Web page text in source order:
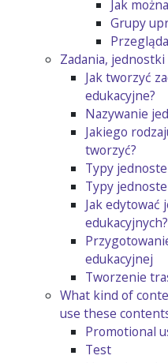
Jak
Grupy
Zadania,
Jak tworzyć
edukacyjne?
Nazywanie
Jakiego
tworzyć?
Typy
Typy
Jak edytować
edukacyjnych?
edukacyjnej
Tworzenie
What kind of
use these
Promotional
Test